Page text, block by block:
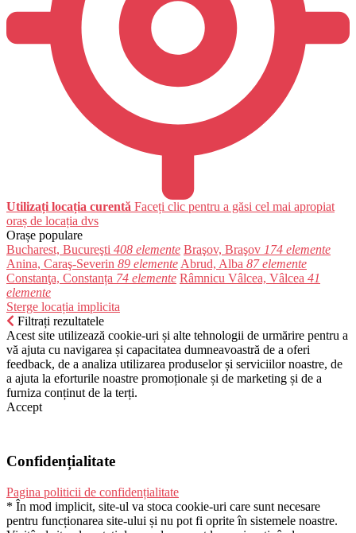
Utilizați locația curentă Faceți clic pentru a găsi cel mai apropiat
oraș de locația dvs
Orașe populare
Bucharest, Bucureşti 408 elemente Braşov, Braşov 174 elemente
Anina, Caraş-Severin 89 elemente Abrud, Alba 87 elemente
Constanţa, Constanța 74 elemente Râmnicu Vâlcea, Vâlcea 41
elemente
Sterge locația implicita
Filtrați rezultatele
Acest site utilizează cookie-uri și alte tehnologii de urmărire pentru a
vă ajuta cu navigarea și capacitatea dumneavoastră de a oferi
feedback, de a analiza utilizarea produselor și serviciilor noastre, de
a ajuta la eforturile noastre promoționale și de marketing și de a
furniza conținut de la terți.
Accept
Confidențialitate
Pagina politicii de confidențialitate
* În mod implicit, site-ul va stoca cookie-uri care sunt necesare
pentru funcționarea site-ului și nu pot fi oprite în sistemele noastre.